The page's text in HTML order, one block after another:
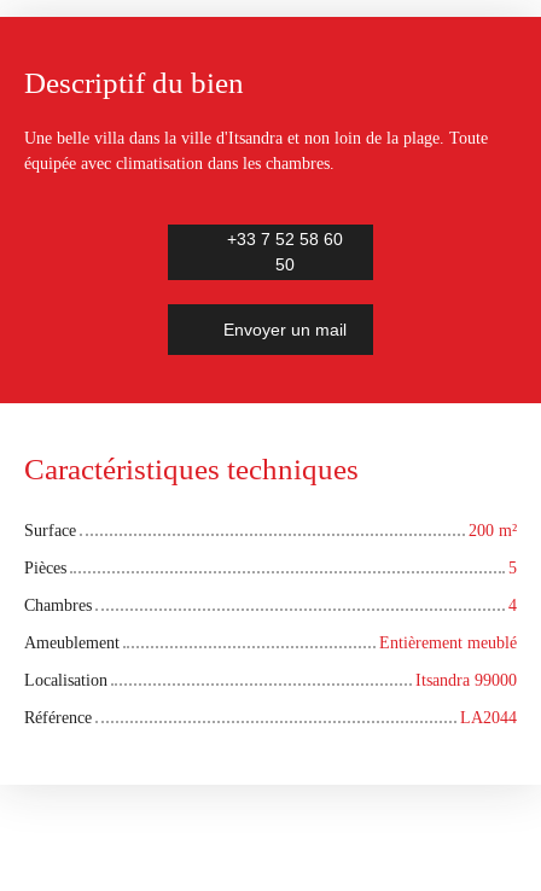
Descriptif du bien
Une belle villa dans la ville d'Itsandra et non loin de la plage. Toute
équipée avec climatisation dans les chambres.
+33 7 52 58 60
50
Envoyer un mail
Caractéristiques techniques
Surface 200 m²
Pièces
5
Chambres
4
Ameublement
Entièrement meublé
Localisation
Itsandra 99000
Référence
LA2044